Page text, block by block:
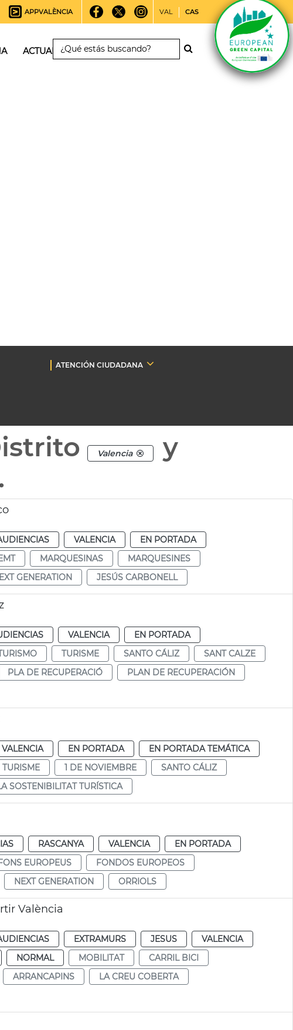
APPVALÈNCIA VAL CAS
ACTUALIDAD
ATENCIÓN CIUDADANA
Valencia
y
VALENCIA
EN PORTADA
MARQUESINAS
MARQUESINES
GENERATION JESÚS CARBONELL
VALENCIA
EN PORTADA
TURISME SANTO CÁLIZ
SANT CALZE
PLA DE RECUPERACIÓ
PLAN DE RECUPERACIÓN
VALENCIA EN PORTADA
EN PORTADA TEMÁTICA
TURISME 1 DE NOVIEMBRE
SANTO CÁLIZ
SOSTENIBILITAT TURÍSTICA
RASCANYA VALENCIA
EN PORTADA
EUROPEUS
FONDOS EUROPEOS
NEXT GENERATION ORRIOLS
València
EXTRAMURS JESUS
VALENCIA
NORMAL MOBILITAT
CARRIL BICI
ARRANCAPINS
LA CREU COBERTA